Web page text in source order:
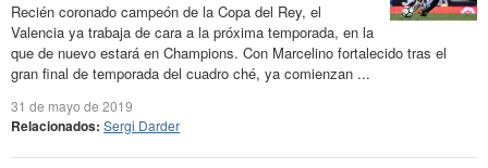
Recién coronado campeón de la Copa del Rey, el
Valencia ya trabaja de cara a la próxima temporada, en la
que de nuevo estará en Champions. Con Marcelino fortalecido tras el
gran final de temporada del cuadro ché, ya comienzan ...
31 de mayo de 2019
Relacionados: Sergi Darder